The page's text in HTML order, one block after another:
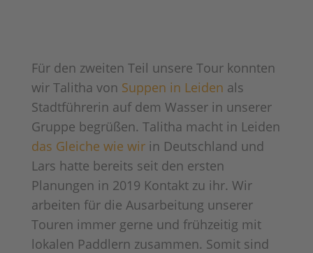
Für den zweiten Teil unsere Tour konnten
wir Talitha von Suppen in Leiden als
Stadtführerin auf dem Wasser in unserer
Gruppe begrüßen. Talitha macht in Leiden
das Gleiche wie wirin Deutschland und
Lars hatte bereits seit den ersten
Planungen in 2019 Kontakt zu ihr. Wir
arbeiten für die Ausarbeitung unserer
Touren immer gerne und frühzeitig mit
lokalen Paddlern zusammen. Somit sind